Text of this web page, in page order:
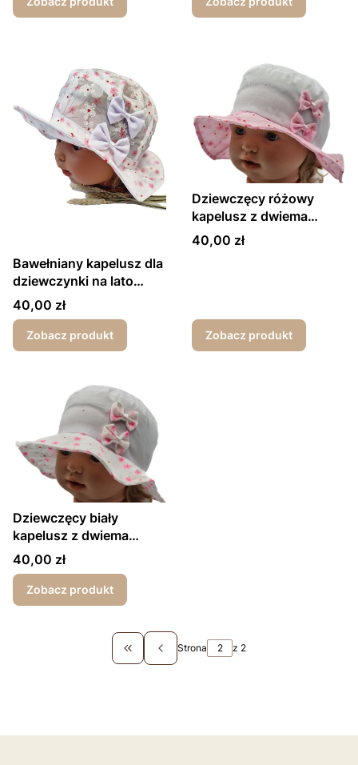
Bawełniany kapelusz dla
dziewczynki na lato
kwiatuszki biały
Cena
40,00 zł
Zobacz produkt
Dziewczęcy różowy
kapelusz z dwiema
kokardkami
Cena
40,00 zł
Zobacz produkt
Dziewczęcy biały
kapelusz z dwiema
kokardkami
Cena
40,00 zł
Zobacz produkt
Wróć do pierwszej strony z produktami
Strona z 2